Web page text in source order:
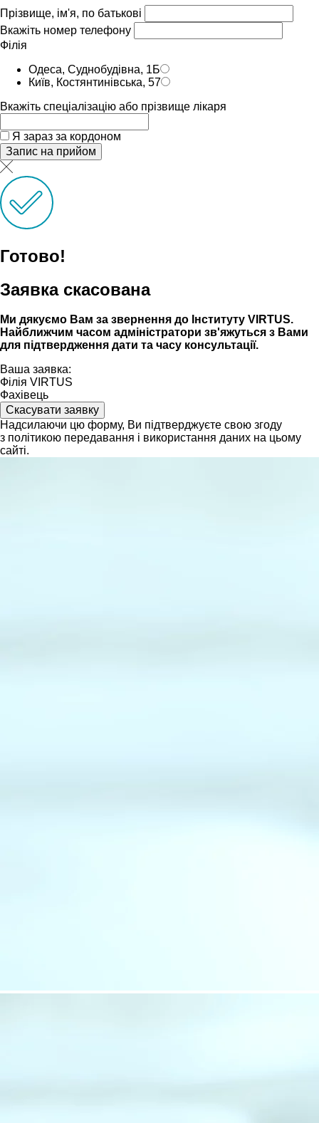
Прізвище, ім'я, по батькові
Вкажіть номер телефону
Філія
Одеса, Суднобудівна, 1Б
Київ, Костянтинівська, 57
Вкажіть спеціалізацію або прізвище лікаря
Я зараз за кордоном
Запис на прийом
Готово!
Заявка скасована
Ми дякуємо Вам за звернення до Інституту VIRTUS.
Найближчим часом адмiнiстратори зв'яжуться з Вами
для пiдтвердження дати та часу консультацiï.
Ваша заявка:
Філія VIRTUS
Фахівець
Скасувати заявку
Надсилаючи цю форму, Ви підтверджуєте свою згоду
з політикою передавання і використання даних на цьому
сайті.